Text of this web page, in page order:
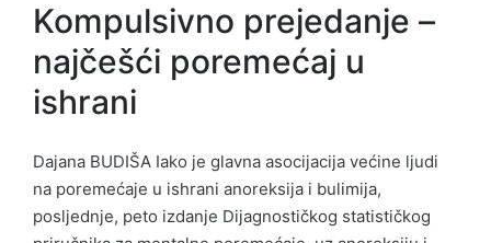
Kompulsivno prejedanje –
najčešći poremećaj u
ishrani
Dajana BUDIŠA Iako je glavna asocijacija većine ljudi
na poremećaje u ishrani anoreksija i bulimija,
posljednje, peto izdanje Dijagnostičkog statističkog